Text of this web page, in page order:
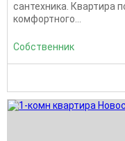
сантехника. Квартира
комфортного...
Собственник